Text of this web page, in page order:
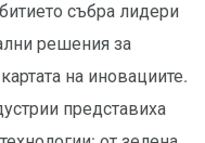
събра лидери
решения за
на иновациите.
представиха